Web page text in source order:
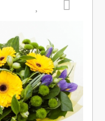
количество: